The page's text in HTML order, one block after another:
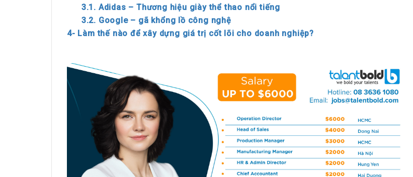
3.1. Adidas – Thương hiệu giày thể thao nổi tiếng
3.2. Google – gã khổng lồ công nghệ
4- Làm thế nào để xây dựng giá trị cốt lõi cho doanh nghiệp?